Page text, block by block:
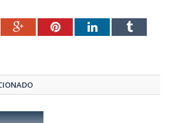
Google+PinterestLinkedInTumblr